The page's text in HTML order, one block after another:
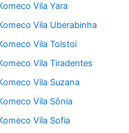
Vila Yara
Vila Uberabinha
Vila Tolstoi
Vila Tiradentes
Vila Suzana
Vila Sônia
Vila Sofia